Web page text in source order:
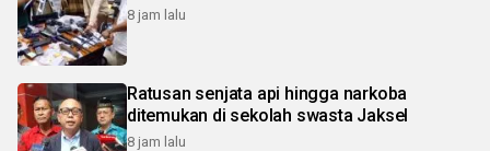
8 jam lalu
Ratusan senjata api hingga narkoba
ditemukan di sekolah swasta Jaksel
8 jam lalu